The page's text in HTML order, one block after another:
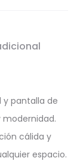
y pantalla de
cálida y
espacio.